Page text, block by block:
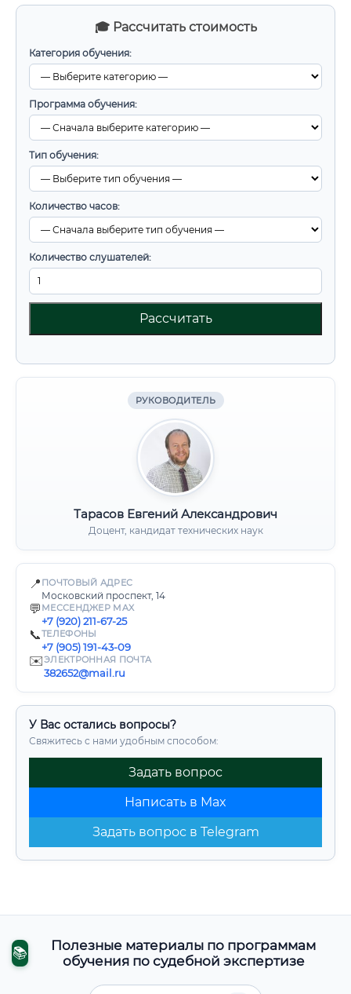
🎓 Рассчитать стоимость
Категория обучения:
Программа обучения:
Тип обучения:
Количество часов:
Количество слушателей:
Рассчитать
РУКОВОДИТЕЛЬ
Тарасов Евгений Александрович
Доцент, кандидат технических наук
📍 ПОЧТОВЫЙ АДРЕС
Московский проспект, 14
💬 МЕССЕНДЖЕР MAX
+7 (920) 211-67-25
📞ТЕЛЕФОНЫ
+7 (905) 191-43-09
✉️ЭЛЕКТРОННАЯ ПОЧТА
382652@mail.ru
У Вас остались вопросы?
Свяжитесь с нами удобным способом:
Задать вопрос
Написать в Max
Задать вопрос в Telegram
📚
Полезные материалы по программам
обучения по судебной экспертизе